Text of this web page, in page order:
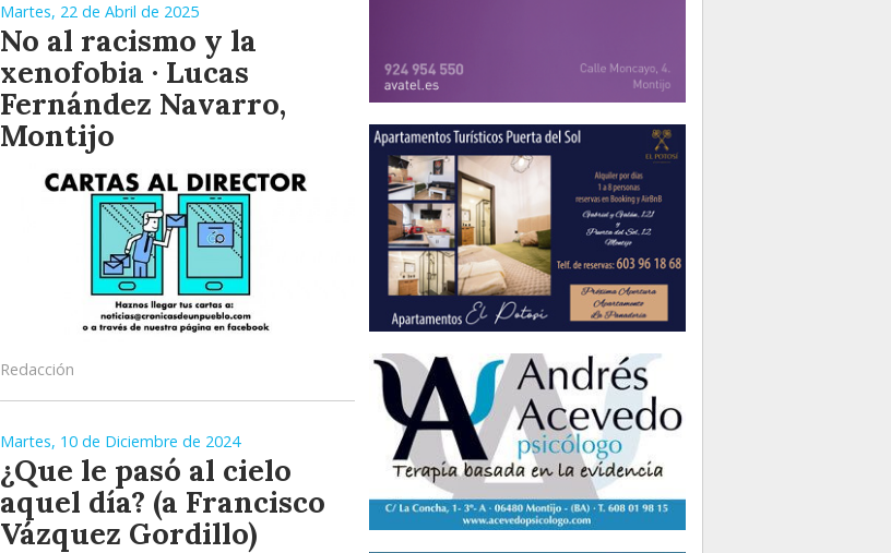
Martes, 22 de Abril de 2025
No al racismo y la
xenofobia · Lucas
Fernández Navarro,
Montijo
Redacción
Martes, 10 de Diciembre de 2024
¿Que le pasó al cielo
aquel día? (a Francisco
Vázquez Gordillo)